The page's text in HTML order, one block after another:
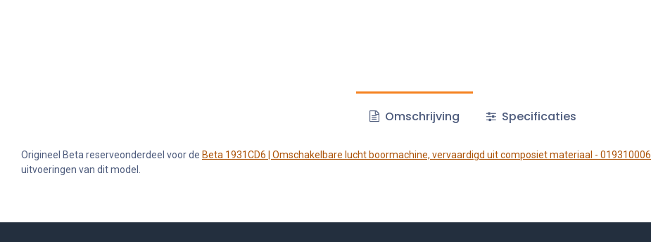
Omschrijving Specificaties
Origineel Beta reserveonderdeel voor de Beta 1931CD6 | Omschakelbare lucht boormachine, vervaardigd uit composiet materiaal - 019310006
uitvoeringen van dit model.